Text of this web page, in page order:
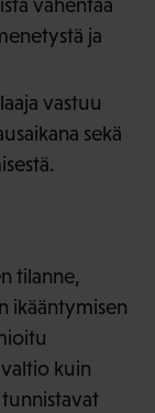
vähentää
ja
vastuu
sekä
tilanne,
ikääntymisen
kuin